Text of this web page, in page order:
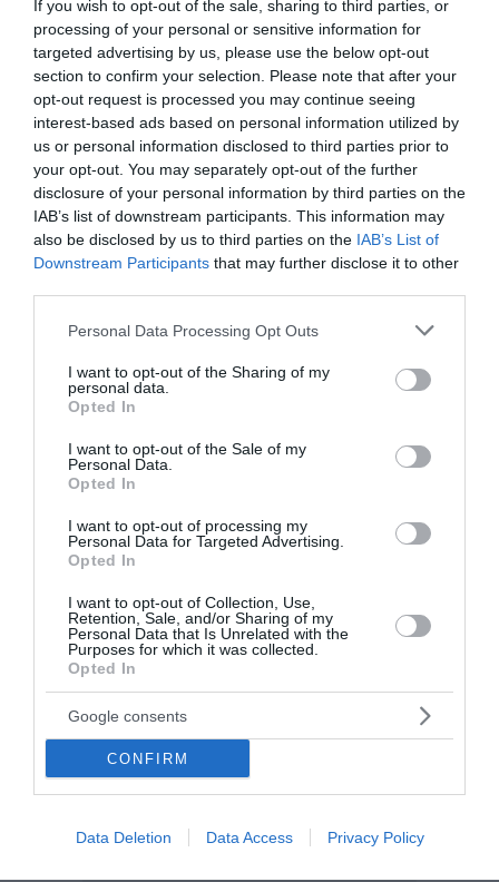
If you wish to opt-out of the sale, sharing to third parties, or
processing of your personal or sensitive information for
targeted advertising by us, please use the below opt-out
section to confirm your selection. Please note that after your
opt-out request is processed you may continue seeing
interest-based ads based on personal information utilized by
us or personal information disclosed to third parties prior to
your opt-out. You may separately opt-out of the further
disclosure of your personal information by third parties on the
IAB’s list of downstream participants. This information may
also be disclosed by us to third parties on the IAB’s List of
Downstream Participants that may further disclose it to other
Please note that this website/app uses one or more Google
not limited to your visit or usage behaviour. You may click to
grant or deny consent to Google and its third-party tags to
use your data for below specified purposes in below Google
consent section.
Personal Data Processing Opt Outs
I want to opt-out of the Sharing of my
personal data.
Opted In
I want to opt-out of the Sale of my
Personal Data.
Opted In
I want to opt-out of processing my
Personal Data for Targeted Advertising.
Opted In
I want to opt-out of Collection, Use,
Retention, Sale, and/or Sharing of my
Personal Data that Is Unrelated with the
Purposes for which it was collected.
Opted In
Google consents
CONFIRM
Data Deletion Data Access Privacy Policy
Νέο χωροταξικό για τον
τουρισμό: Νέοι κανόνες για
Airbnb, ξενοδοχεία, νησιά και
περιοχές Natura
Νέους κανόνες για την τουριστική ανάπτυξη, τις
μισθώσεις τύπου Airbnb και την προστασία των
νησιών και των περιοχών Natura θεσπίζει το νέο
11:00 | 08 Αυγούστου 2026 Ελλάδα